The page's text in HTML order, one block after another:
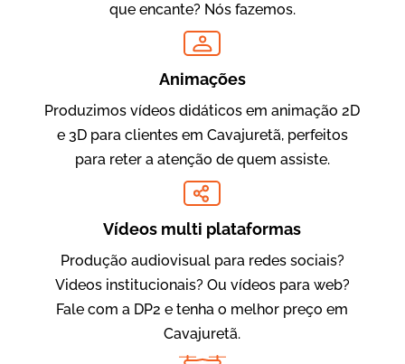
Vídeo Institucional
Amigo Edu
que encante? Nós fazemos.
Animações
Produzimos vídeos didáticos em animação 2D
e 3D para clientes em Cavajuretã, perfeitos
para reter a atenção de quem assiste.
Vídeos multi plataformas
Produção audiovisual para redes sociais?
Videos institucionais? Ou vídeos para web?
Fale com a DP2 e tenha o melhor preço em
Cavajuretã.